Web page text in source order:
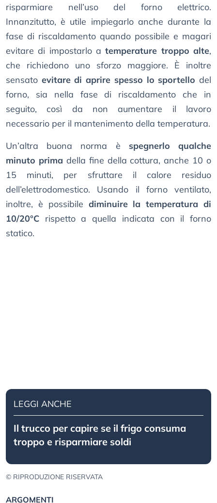
risparmiare nell’uso del forno elettrico.
Innanzitutto, è utile impiegarlo anche durante la
fase di riscaldamento quando possibile e magari
evitare di impostarlo atemperature troppo alte,
che richiedono uno sforzo maggiore. È inoltre
sensato evitare di aprire spesso lo sportello del
forno, sia nella fase di riscaldamento che in
seguito, così da non aumentare il lavoro
necessario per il mantenimento della temperatura.
Un’altra buona norma è spegnerlo qualche
minuto prima della fine della cottura, anche 10 o
15 minuti, per sfruttare il calore residuo
dell’elettrodomestico. Usando il forno ventilato,
inoltre, è possibile diminuire la temperatura di
10/20°C rispetto a quella indicata con il forno
statico.
LEGGI ANCHE
Il trucco per capire se il frigo consuma
troppo e risparmiare soldi
© RIPRODUZIONE RISERVATA
ARGOMENTI